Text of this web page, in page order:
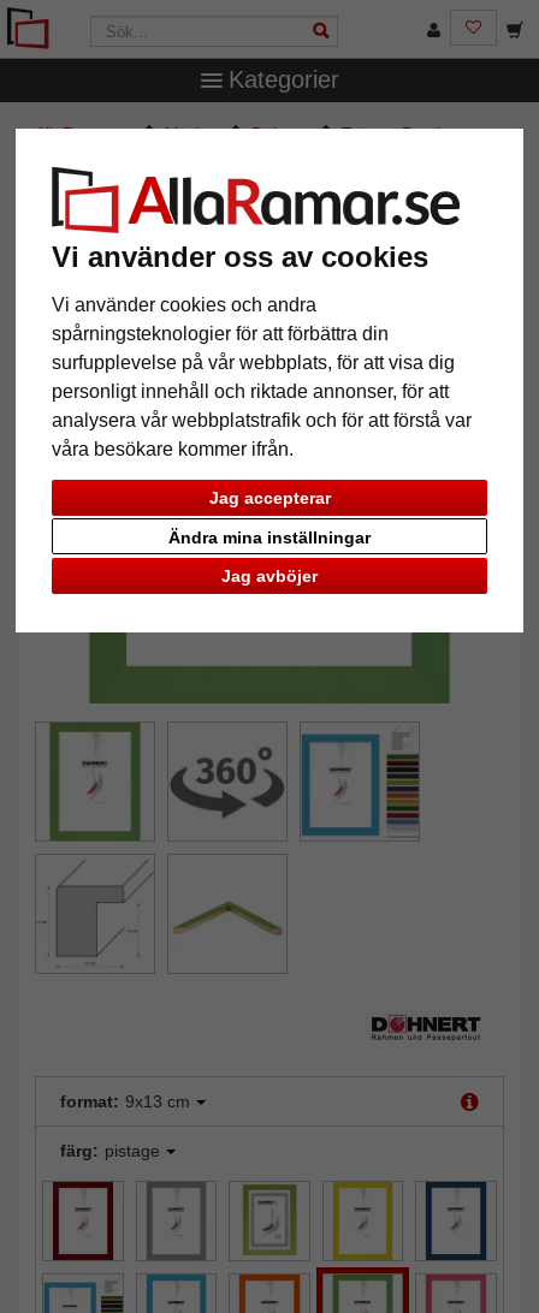
Vi använder oss av cookies
Vi använder cookies och andra
spårningsteknologier för att förbättra din
surfupplevelse på vår webbplats, för att visa dig
personligt innehåll och riktade annonser, för att
analysera vår webbplatstrafik och för att förstå var
våra besökare kommer ifrån.
Jag accepterar
Jag avböjer
Ändra mina inställningar
Kategorier
AllaRamar.se Märken Döhnert Träram Bentley
Träram Bentley
Tillbaka
format: 9x13 cm
färg: pistage